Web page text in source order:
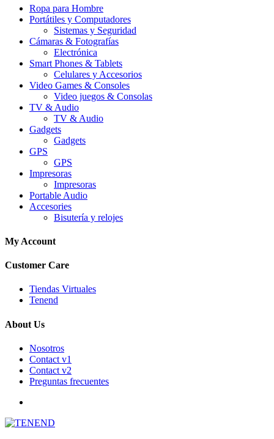
Ropa para Hombre
Portátiles y Computadores
Sistemas y Seguridad
Cámaras & Fotografías
Electrónica
Smart Phones & Tablets
Celulares y Accesorios
Video Games & Consoles
Video juegos & Consolas
TV & Audio
TV & Audio
Gadgets
Gadgets
GPS
GPS
Impresoras
Impresoras
Portable Audio
Accesories
Bisutería y relojes
My Account
Customer Care
Tiendas Virtuales
Tenend
About Us
Nosotros
Contact v1
Contact v2
Preguntas frecuentes